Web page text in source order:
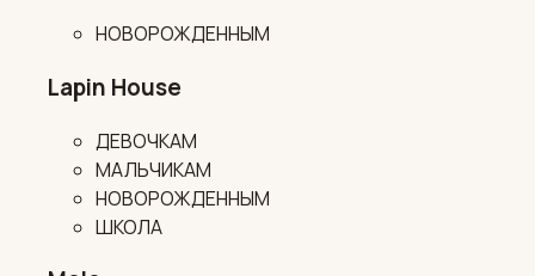
НОВОРОЖДЕННЫМ
Lapin House
ДЕВОЧКАМ
МАЛЬЧИКАМ
НОВОРОЖДЕННЫМ
ШКОЛА